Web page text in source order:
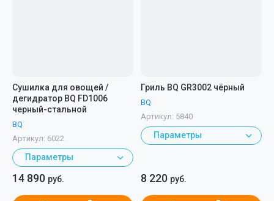
Сушилка для овощей /
дегидратор BQ FD1006
черный-стальной
BQ
Артикул: 6022
Параметры
14 890 руб.
Гриль BQ GR3002 чёрный
BQ
Артикул: 5840
Параметры
8 220 руб.